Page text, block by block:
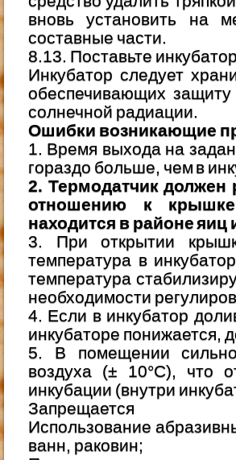
вновь установить на
составные части.
8.13. Поставьте
Инкубатор следует
обеспечивающих
солнечной радиации.
Ошибки возникающие
1. Время выхода на
гораздо больше, чем в
2. Термодатчик должен
отношению к крышке
находится в районе яиц
3. При открытии
температура в
температура
необходимости
4. Если в инкубатор
инкубаторе понижается,
5. В помещении
воздуха (± 10°C), что
инкубации (внутри
Запрещается
Использование
ванн, раковин;